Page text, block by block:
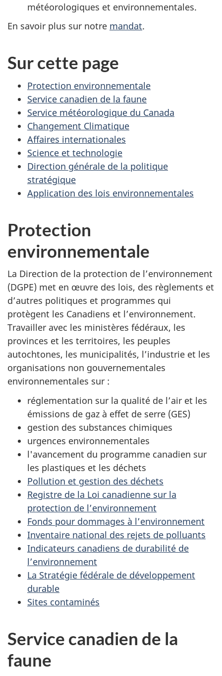
météorologiques et environnementales.
En savoir plus sur notre mandat.
Sur cette page
Protection environnementale
Service canadien de la faune
Service météorologique du Canada
Changement Climatique
Affaires internationales
Science et technologie
Direction générale de la politique
stratégique
Application des lois environnementales
Protection
environnementale
La Direction de la protection de l’environnement
(DGPE) met en œuvre des lois, des règlements et
d’autres politiques et programmes qui
protègent les Canadiens et l’environnement.
Travailler avec les ministères fédéraux, les
provinces et les territoires, les peuples
autochtones, les municipalités, l’industrie et les
organisations non gouvernementales
environnementales sur :
réglementation sur la qualité de l’air et les
émissions de gaz à effet de serre (GES)
gestion des substances chimiques
urgences environnementales
l'avancement du programme canadien sur
les plastiques et les déchets
Pollution et gestion des déchets
Registre de la Loi canadienne sur la
protection de l’environnement
Fonds pour dommages à l’environnement
Inventaire national des rejets de polluants
Indicateurs canadiens de durabilité de
l’environnement
La Stratégie fédérale de développement
durable
Sites contaminés
Service canadien de la
faune